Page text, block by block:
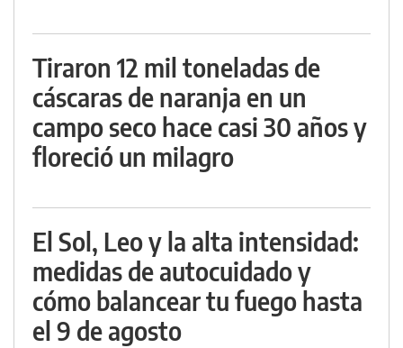
Tiraron 12 mil toneladas de
cáscaras de naranja en un
campo seco hace casi 30 años y
floreció un milagro
El Sol, Leo y la alta intensidad:
medidas de autocuidado y
cómo balancear tu fuego hasta
el 9 de agosto